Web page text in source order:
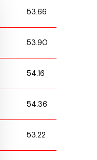
53.66
53.90
54.16
54.36
53.22